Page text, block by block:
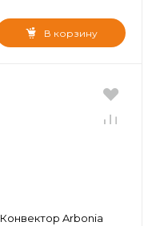
В корзину
Конвектор Arbonia